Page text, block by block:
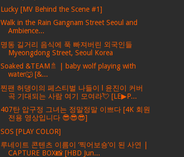
Lucky [MV Behind the Scene #1]
Walk in the Rain Gangnam Street Seoul and
Ambience...
명동 길거리 음식에 푹 빠져버린 외국인들
Myeongdong Street, Seoul Korea
Soaked &TEAM🚿 | baby wolf playing with
water🐺 [&...
찐팬 허댕이의 페스티벌 나들이 l 윤진이 커버
곡 기대되는 사람 여기 모여라💘 [LE▶P...
407탄 압구정 그녀는 정말정말 이쁘다 [4K 회원
전용 영상입니다 😎😎😎]
SOS [PLAY COLOR]
루네이트 콘텐츠 이름이 ‘찍어보숑’이 된 사연 |
CAPTURE BOX📸 [HBD Jun...